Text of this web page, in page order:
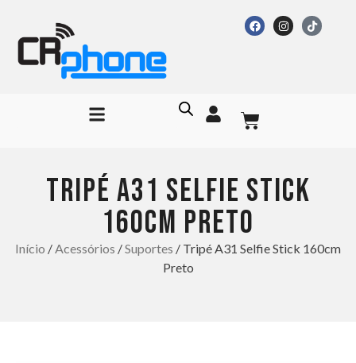
TRIPÉ A31 SELFIE STICK
160CM PRETO
Início /Acessórios /Suportes / Tripé A31 Selfie Stick 160cm
Preto